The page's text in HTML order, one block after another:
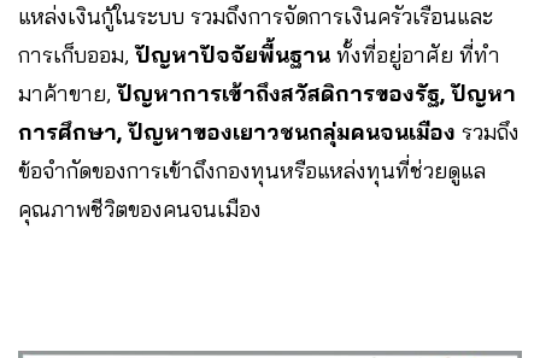
แหล่งเงินกู้ในระบบ รวมถึงการจัดการเงินครัวเรือนและ
การเก็บออม,ปัญหาปัจจัยพื้นฐาน ทั้งที่อยู่อาศัย ที่ทำ
มาค้าขาย,ปัญหาการเข้าถึงสวัสดิการของรัฐ, ปัญหา
การศึกษา, ปัญหาของเยาวชนกลุ่มคนจนเมือง รวมถึง
ข้อจำกัดของการเข้าถึงกองทุนหรือแหล่งทุนที่ช่วยดูแล
คุณภาพชีวิตของคนจนเมือง